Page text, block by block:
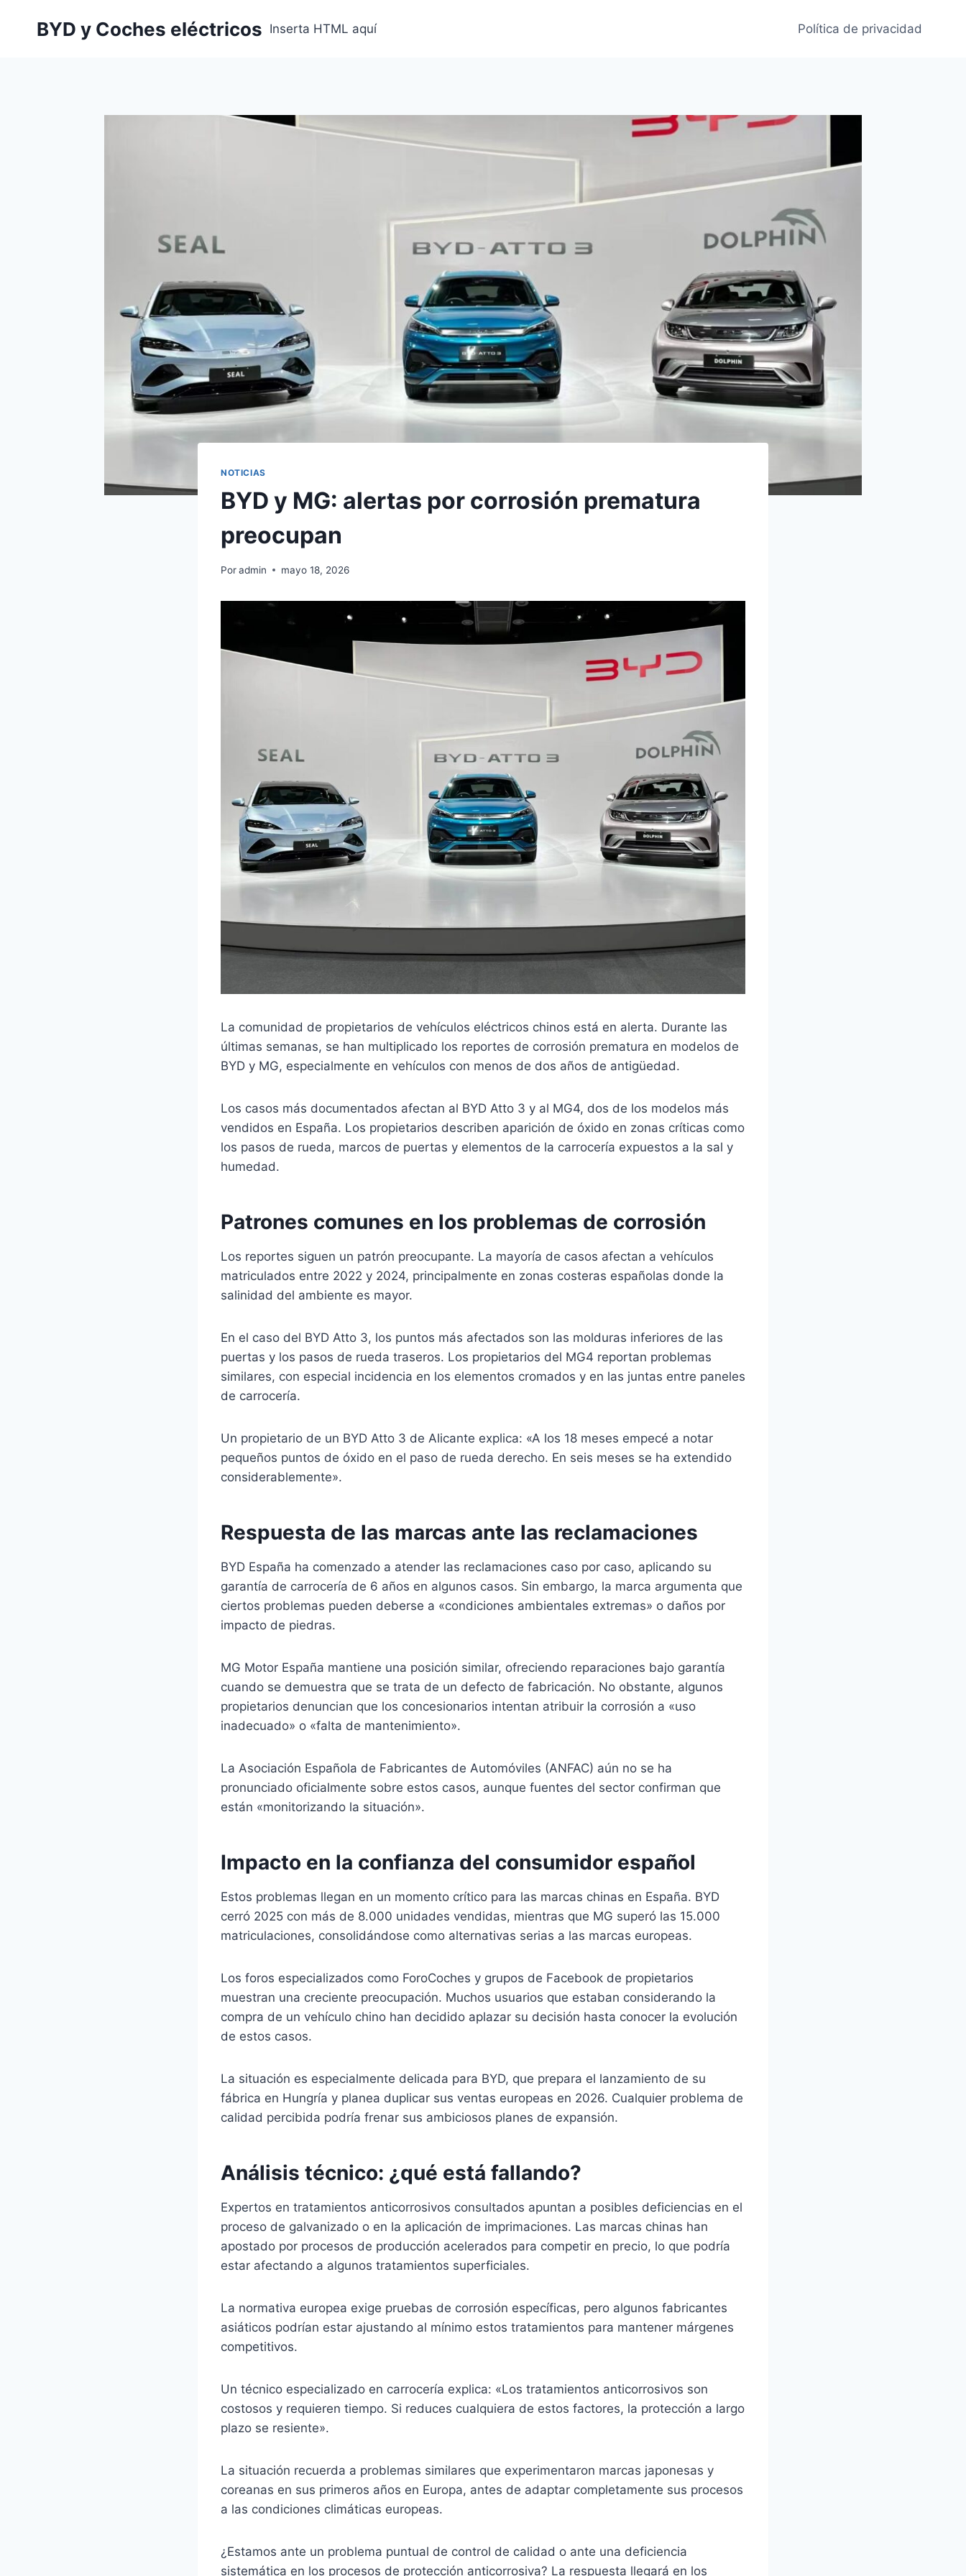
BYD y Coches eléctricos Inserta HTML aquí Política de privacidad
NOTICIAS
BYD y MG: alertas por corrosión prematura
preocupan
Poradmin mayo 18, 2026
La comunidad de propietarios de vehículos eléctricos chinos está en alerta. Durante las
últimas semanas, se han multiplicado los reportes de corrosión prematura en modelos de
BYD y MG, especialmente en vehículos con menos de dos años de antigüedad.
Los casos más documentados afectan al BYD Atto 3 y al MG4, dos de los modelos más
vendidos en España. Los propietarios describen aparición de óxido en zonas críticas como
los pasos de rueda, marcos de puertas y elementos de la carrocería expuestos a la sal y
humedad.
Patrones comunes en los problemas de corrosión
Los reportes siguen un patrón preocupante. La mayoría de casos afectan a vehículos
matriculados entre 2022 y 2024, principalmente en zonas costeras españolas donde la
salinidad del ambiente es mayor.
En el caso del BYD Atto 3, los puntos más afectados son las molduras inferiores de las
puertas y los pasos de rueda traseros. Los propietarios del MG4 reportan problemas
similares, con especial incidencia en los elementos cromados y en las juntas entre paneles
de carrocería.
Un propietario de un BYD Atto 3 de Alicante explica: «A los 18 meses empecé a notar
pequeños puntos de óxido en el paso de rueda derecho. En seis meses se ha extendido
considerablemente».
Respuesta de las marcas ante las reclamaciones
BYD España ha comenzado a atender las reclamaciones caso por caso, aplicando su
garantía de carrocería de 6 años en algunos casos. Sin embargo, la marca argumenta que
ciertos problemas pueden deberse a «condiciones ambientales extremas» o daños por
impacto de piedras.
MG Motor España mantiene una posición similar, ofreciendo reparaciones bajo garantía
cuando se demuestra que se trata de un defecto de fabricación. No obstante, algunos
propietarios denuncian que los concesionarios intentan atribuir la corrosión a «uso
inadecuado» o «falta de mantenimiento».
La Asociación Española de Fabricantes de Automóviles (ANFAC) aún no se ha
pronunciado oficialmente sobre estos casos, aunque fuentes del sector confirman que
están «monitorizando la situación».
Impacto en la confianza del consumidor español
Estos problemas llegan en un momento crítico para las marcas chinas en España. BYD
cerró 2025 con más de 8.000 unidades vendidas, mientras que MG superó las 15.000
matriculaciones, consolidándose como alternativas serias a las marcas europeas.
Los foros especializados como ForoCoches y grupos de Facebook de propietarios
muestran una creciente preocupación. Muchos usuarios que estaban considerando la
compra de un vehículo chino han decidido aplazar su decisión hasta conocer la evolución
de estos casos.
La situación es especialmente delicada para BYD, que prepara el lanzamiento de su
fábrica en Hungría y planea duplicar sus ventas europeas en 2026. Cualquier problema de
calidad percibida podría frenar sus ambiciosos planes de expansión.
Análisis técnico: ¿qué está fallando?
Expertos en tratamientos anticorrosivos consultados apuntan a posibles deficiencias en el
proceso de galvanizado o en la aplicación de imprimaciones. Las marcas chinas han
apostado por procesos de producción acelerados para competir en precio, lo que podría
estar afectando a algunos tratamientos superficiales.
La normativa europea exige pruebas de corrosión específicas, pero algunos fabricantes
asiáticos podrían estar ajustando al mínimo estos tratamientos para mantener márgenes
competitivos.
Un técnico especializado en carrocería explica: «Los tratamientos anticorrosivos son
costosos y requieren tiempo. Si reduces cualquiera de estos factores, la protección a largo
plazo se resiente».
La situación recuerda a problemas similares que experimentaron marcas japonesas y
coreanas en sus primeros años en Europa, antes de adaptar completamente sus procesos
a las condiciones climáticas europeas.
¿Estamos ante un problema puntual de control de calidad o ante una deficiencia
sistemática en los procesos de protección anticorrosiva? La respuesta llegará en los